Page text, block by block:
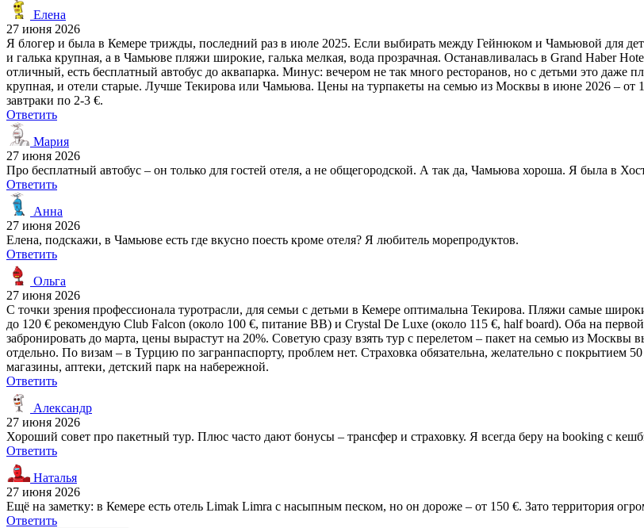
Елена
27 июня 2026
Я блогер и была в Кемере трижды, последний раз в июле 2025. Если выбирать между Гейнюком и Чамьювой для
и галька крупная, а в Чамьюве пляжи широкие, галька мелкая, вода прозрачная. Останавливалась в Grand Haber
отличный, есть бесплатный автобус до аквапарка. Минус: вечером не так много ресторанов, но с детьми это
крупная, и отели старые. Лучше Текирова или Чамьюва. Цены на турпакеты на семью из Москвы в июне 2026 – от
завтраки по 2-3 €.
Ответить
Мария
27 июня 2026
Про бесплатный автобус – он только для гостей отеля, а не общегородской. А так да, Чамьюва хороша. Я была в
Ответить
Анна
27 июня 2026
Елена, подскажи, в Чамьюве есть где вкусно поесть кроме отеля? Я любитель морепродуктов.
Ответить
Ольга
27 июня 2026
С точки зрения профессионала туротрасли, для семьи с детьми в Кемере оптимальна Текирова. Пляжи самые
до 120 € рекомендую Club Falcon (около 100 €, питание BB) и Crystal De Luxe (около 115 €, half board). Оба на
забронировать до марта, цены вырастут на 20%. Советую сразу взять тур с перелетом – пакет на семью из
отдельно. По визам – в Турцию по загранпаспорту, проблем нет. Страховка обязательна, желательно с покрытием
магазины, аптеки, детский парк на набережной.
Ответить
Александр
27 июня 2026
Хороший совет про пакетный тур. Плюс часто дают бонусы – трансфер и страховку. Я всегда беру на booking с
Ответить
Наталья
27 июня 2026
Ещё на заметку: в Кемере есть отель Limak Limra с насыпным песком, но он дороже – от 150 €. Зато территория
Ответить